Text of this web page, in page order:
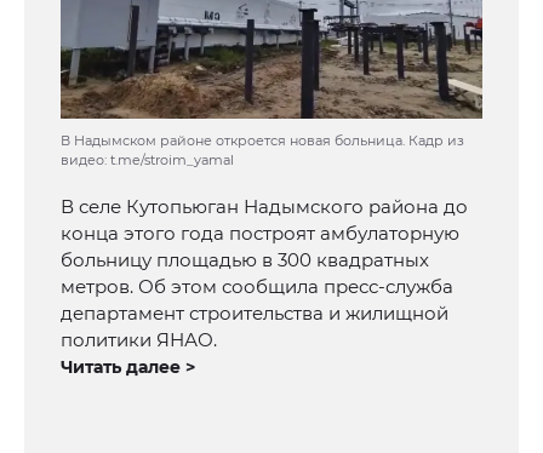
В Надымском районе откроется новая больница. Кадр из
видео: t.me/stroim_yamal
В селе Кутопьюган Надымского района до
конца этого года построят амбулаторную
больницу площадью в 300 квадратных
метров. Об этом сообщила пресс-служба
департамент строительства и жилищной
политики ЯНАО.
Читать далее >